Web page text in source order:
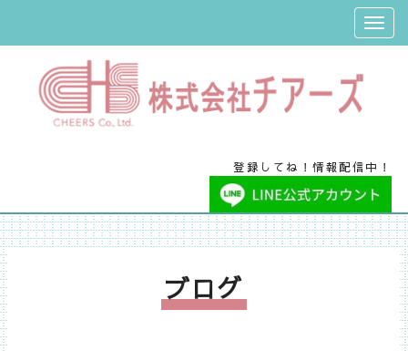
登録してね！情報配信中！
ブログ